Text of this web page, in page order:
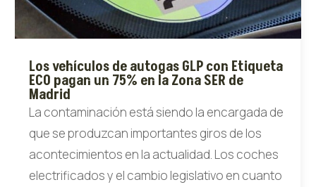
Los vehículos de autogas GLP con Etiqueta
ECO pagan un 75% en la Zona SER de
Madrid
La contaminación está siendo la encargada de
que se produzcan importantes giros de los
acontecimientos en la actualidad. Los coches
electrificados y el cambio legislativo en cuanto